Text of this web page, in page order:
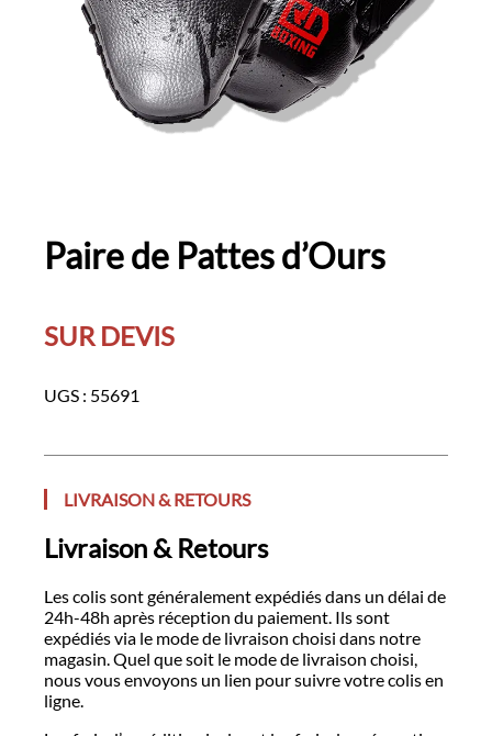
Paire de Pattes d’Ours
SUR DEVIS
UGS : 55691
LIVRAISON & RETOURS
Livraison & Retours
Les colis sont généralement expédiés dans un délai de
24h-48h après réception du paiement. Ils sont
expédiés via le mode de livraison choisi dans notre
magasin. Quel que soit le mode de livraison choisi,
nous vous envoyons un lien pour suivre votre colis en
ligne.